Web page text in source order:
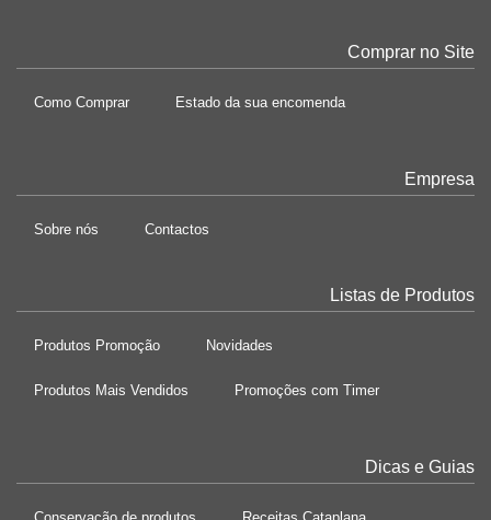
Comprar no Site
Como Comprar Estado da sua encomenda
Empresa
Sobre nós Contactos
Listas de Produtos
Produtos Promoção Novidades
Produtos Mais Vendidos Promoções com Timer
Dicas e Guias